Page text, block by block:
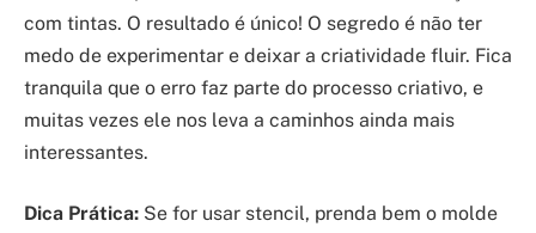
com tintas. O resultado é único! O segredo é não ter
medo de experimentar e deixar a criatividade fluir. Fica
tranquila que o erro faz parte do processo criativo, e
muitas vezes ele nos leva a caminhos ainda mais
interessantes.
Dica Prática: Se for usar stencil, prenda bem o molde